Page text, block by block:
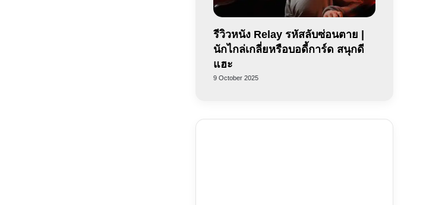
รีวิวหนัง Relay รหัสลับซ่อนตาย |
นักไกล่เกลี่ยหรือบอดี้การ์ด สนุกดี
แฮะ
9 October 2025